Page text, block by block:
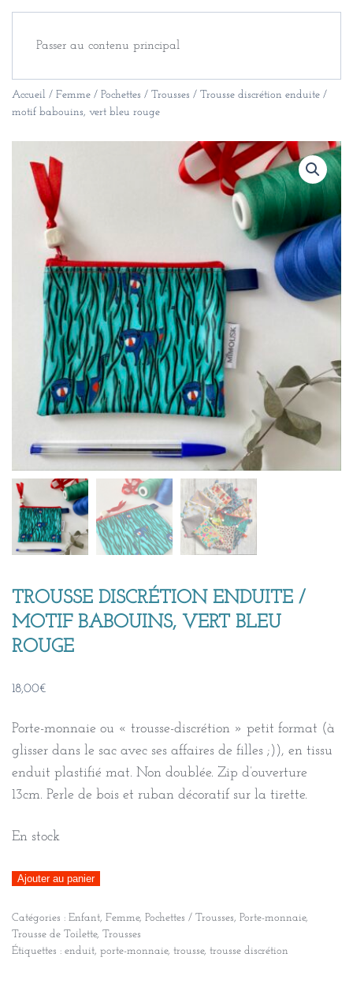
Passer au contenu principal
Accueil / Femme / Pochettes / Trousses / Trousse discrétion enduite /
motif babouins, vert bleu rouge
TROUSSE DISCRÉTION ENDUITE /
MOTIF BABOUINS, VERT BLEU
ROUGE
18,00€
Porte-monnaie ou « trousse-discrétion » petit format (à
glisser dans le sac avec ses affaires de filles ;)), en tissu
enduit plastifié mat. Non doublée. Zip d’ouverture
13cm. Perle de bois et ruban décoratif sur la tirette.
En stock
quantité
Trousse
discrétion
Ajouter au panier
Catégories : Enfant, Femme, Pochettes / Trousses, Porte-monnaie,
Trousse de Toilette, Trousses
Étiquettes : enduit, porte-monnaie, trousse, trousse discrétion